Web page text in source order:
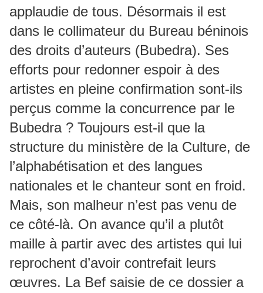
applaudie de tous. Désormais il est
dans le collimateur du Bureau béninois
des droits d’auteurs (Bubedra). Ses
efforts pour redonner espoir à des
artistes en pleine confirmation sont-ils
perçus comme la concurrence par le
Bubedra ? Toujours est-il que la
structure du ministère de la Culture, de
l’alphabétisation et des langues
nationales et le chanteur sont en froid.
Mais, son malheur n’est pas venu de
ce côté-là. On avance qu’il a plutôt
maille à partir avec des artistes qui lui
reprochent d’avoir contrefait leurs
œuvres. La Bef saisie de ce dossier a